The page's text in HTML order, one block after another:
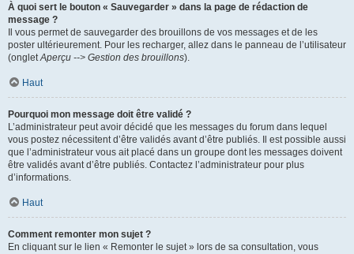
À quoi sert le bouton « Sauvegarder » dans la page de rédaction de
message ?
Il vous permet de sauvegarder des brouillons de vos messages et de les
poster ultérieurement. Pour les recharger, allez dans le panneau de l’utilisateur
(onglet Aperçu --> Gestion des brouillons).
Haut
Pourquoi mon message doit être validé ?
L’administrateur peut avoir décidé que les messages du forum dans lequel
vous postez nécessitent d’être validés avant d’être publiés. Il est possible aussi
que l’administrateur vous ait placé dans un groupe dont les messages doivent
être validés avant d’être publiés. Contactez l’administrateur pour plus
d’informations.
Haut
Comment remonter mon sujet ?
En cliquant sur le lien « Remonter le sujet » lors de sa consultation, vous